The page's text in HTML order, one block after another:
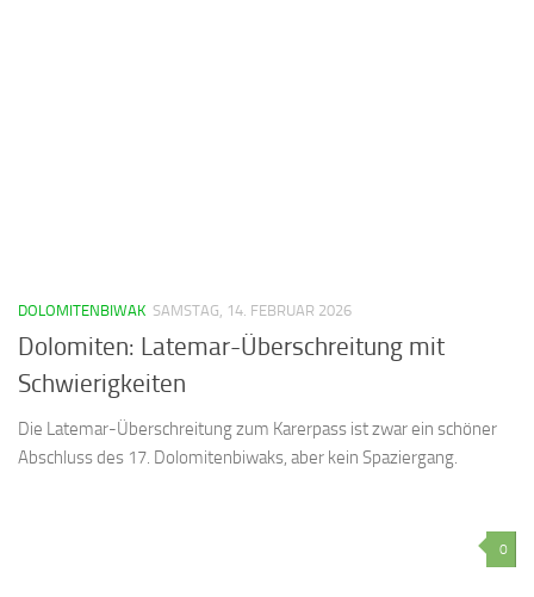
DOLOMITENBIWAK SAMSTAG, 14. FEBRUAR 2026
Dolomiten: Latemar-Überschreitung mit
Schwierigkeiten
Die Latemar-Überschreitung zum Karerpass ist zwar ein schöner
Abschluss des 17. Dolomitenbiwaks, aber kein Spaziergang.
0